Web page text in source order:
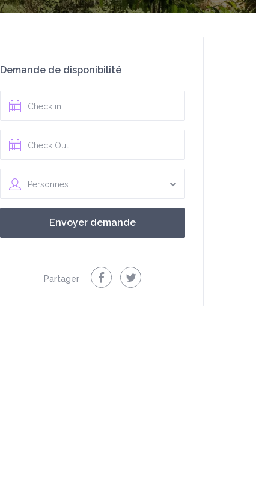
Demande de disponibilité
Personnes
Partager